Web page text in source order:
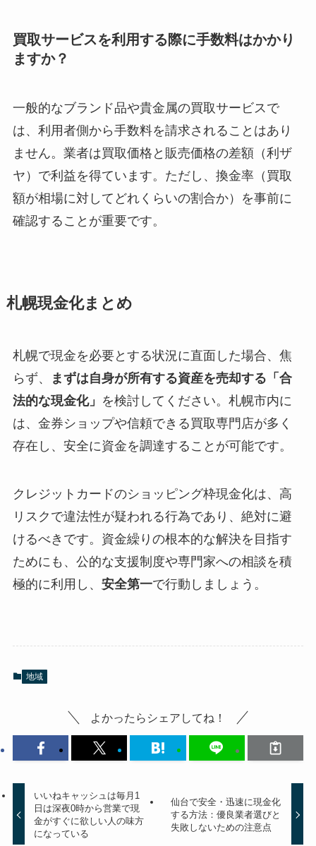
買取サービスを利用する際に手数料はかかり
ますか？
一般的なブランド品や貴金属の買取サービスで
は、利用者側から手数料を請求されることはあり
ません。業者は買取価格と販売価格の差額（利ザ
ヤ）で利益を得ています。ただし、換金率（買取
額が相場に対してどれくらいの割合か）を事前に
確認することが重要です。
札幌現金化まとめ
札幌で現金を必要とする状況に直面した場合、焦
らず、
まずは自身が所有する資産を売却する「合
法的な現金化」 を検討してください。札幌市内に
は、金券ショップや信頼できる買取専門店が多く
存在し、安全に資金を調達することが可能です。
クレジットカードのショッピング枠現金化は、高
リスクで違法性が疑われる行為であり、絶対に避
けるべきです。資金繰りの根本的な解決を目指す
ためにも、公的な支援制度や専門家への相談を積
極的に利用し、 安全第一で行動しましょう。
地域
よかったらシェアしてね！
いいねキャッシュは毎月1
日は深夜0時から営業で現
金がすぐに欲しい人の味方
になっている
仙台で安全・迅速に現金化
する方法：優良業者選びと
失敗しないための注意点